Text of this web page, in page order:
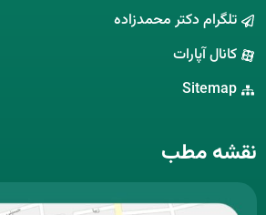
تلگرام دکتر محمدزاده
کانال آپارات
Sitemap
نقشه مطب